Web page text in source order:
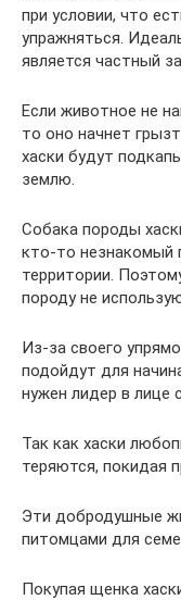
при условии, что
упражняться.
является частный
Если животное не
то оно начнет
хаски будут
землю.
Собака породы
кто-то незнакомый
территории.
породу не
Из-за своего
подойдут для
нужен лидер в лице
Так как хаски
теряются, покидая
Эти добродушные
питомцами для
Покупая щенка